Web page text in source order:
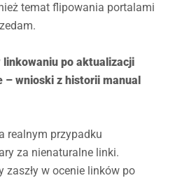
temat flipowania portalami
linkowaniu po aktualizacji
– wnioski z historii manual
realnym przypadku
za nienaturalne linki.
zaszły w ocenie linków po